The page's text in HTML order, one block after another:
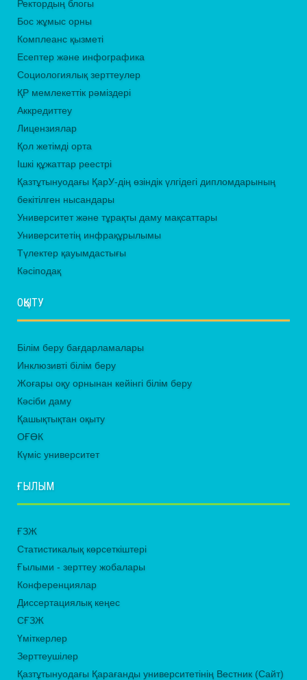
Ректордың блогы
Бос жұмыс орны
Комплеанс қызметі
Есептер және инфографика
Социологиялық зерттеулер
ҚР мемлекеттік рәміздері
Аккредиттеу
Лицензиялар
Қол жетімді орта
Ішкі құжаттар реестрі
Қазтұтынуодағы ҚарУ-дің өзіндік үлгідегі дипломдарының
бекітілген нысандары
Университет және тұрақты даму мақсаттары
Университетің инфрақұрылымы
Түлектер қауымдастығы
Кәсіподақ
ОҚЫТУ
Білім беру бағдарламалары
Инклюзивті білім беру
Жоғары оқу орнынан кейінгі білім беру
Кәсіби даму
Қашықтықтан оқыту
ОҒӨК
Күміс университет
ҒЫЛЫМ
ҒЗЖ
Статистикалық көрсеткіштері
Ғылыми - зерттеу жобалары
Конференциялар
Диссертациялық кеңес
СҒЗЖ
Үміткерлер
Зерттеушілер
Қазтұтынуодағы Қарағанды университетінің Вестник (Сайт)